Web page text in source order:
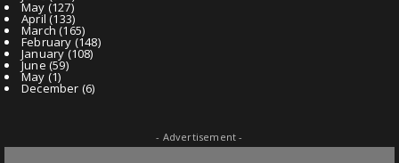
May (127)
April (133)
March (165)
February (148)
January(108)
June (59)
May (1)
December (6)
- Advertisement -